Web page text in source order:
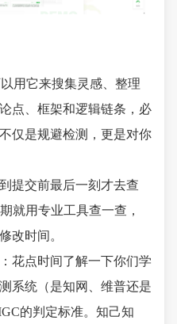
以用它来搜集灵感、整理
点、框架和逻辑链条，必
仅是规避检测，更是对你
提交前最后一刻才去查
就用专业工具查一查，
改时间。
：花点时间了解一下你们学
系统（是知网、维普还是
的判定标准。知己知